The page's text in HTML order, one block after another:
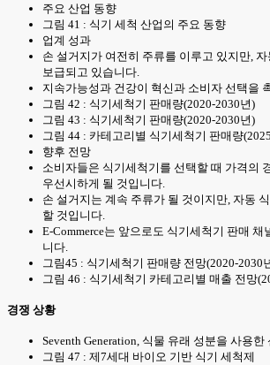
주요 산업 동향
그림 41 : 식기 세척 산업의 주요 동향
업계 성과
손 설거지가 여전히 주류를 이루고 있지만,
보급되고 있습니다.
지속가능성과 건강이 혁신과 소비자 선택을
그림 42 : 식기세척기 판매량(2020-2030년)
그림 43 : 식기세척기 판매량(2020-2030년)
그림 44 : 카테고리별 식기세척기 판매량
향후 전망
소비자들은 식기세척기를 선택할 때 가격의
우선시하게 될 것입니다.
손 설거지는 계속 주류가 될 것이지만, 자동
할 것입니다.
E-Commerce는 앞으로도 식기세척기 판매 채
니다.
그림45 : 식기세척기 판매량 전망(2020-2030
그림 46 : 식기세척기 카테고리별 매출 전망
경쟁 상황
Seventh Generation, 식물 유래 성분을 사용한
그림 47 : 제7세대 바이오 기반 식기 세척제